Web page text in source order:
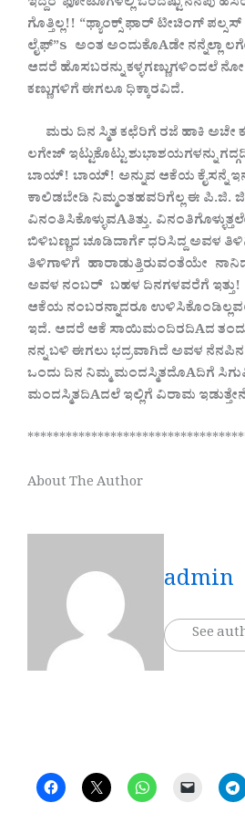
ಗೊತ್ತಿಲ್ಲ!! “ಥ್ಯಾಂಕ್ಸ್ಫಾರ್ಟೀಚಿಂಗ್ಪಲ್ಸಸ್
ಲೈಫ್”s ಅಂತ ಅಂದುಕೊAಡೇ ನನ್ನೆಲ್ಲಾ
ಆದರೆ ಹೊಸಬರನ್ನುಕಳ್ಳಗಣ್ಣುಗಳಿಂದಲೆ
ಕಣ್ಣುಗಳಿಗೆಈಗಲೂ ಧಿಕ್ಕಾರವಿದೆ.
ಮರು ದಿನ ಸ್ಮಿತಕಛೆರಿಗೆ ರಜೆ ಹಾಕಿ ಅಚೇ
ಲಗೇಜ್ಇಟ್ಟುಕೊಟ್ಟುಶುಭಾಶಯಗಳನ್ನು
ಬಾಯ್! ಬಾಯ್! ಅನ್ನುವ ಆಕೆಯಕೈಸನ್ನೆ
ಕಾಲಿಡಬೇಡಿ ನಿಮ್ಮಂತಹವರಿಗೆಲ್ಲಈ ಪಿ.ಜಿ.
ವಿನಂತಿಸಿಕೊಳ್ಳುವAತಿತ್ತು.
ಬಿಳಿಬಣ್ಣದಚೂಡಿದಾರ್ಗೆಧರಿಸಿದ್ದಅವಳ
ತಿಳಿಗಾಳಿಗೆ ಹಾರಾಡುತ್ತಿರುವಂತೆಯೇ
ಅವಳ ನಂಬರ್ ಬಹಳ ದಿನಗಳವರೆಗೆ
ಆಕೆಯ ನಂಬರನ್ನಾದರೂ
ಇದೆ. ಆದರೆ ಆಕೆ ಸಾಯಿಮಂದಿರದಿAದ
ನನ್ನಬಳಿಈಗಲುಭದ್ರವಾಗಿದೆ ಅವಳ
ಒಂದು ದಿನ ನಿಮ್ಮಮಂದಸ್ಮಿತದೊAದಿಗೆ
ಮಂದಸ್ಮಿತದಿAದಲೆಇಲ್ಲಿಗೆ ವಿರಾಮ
About The Author
admin
See